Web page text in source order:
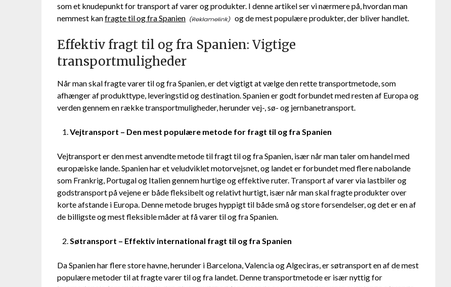
som et knudepunkt for transport af varer og produkter. I denne artikel ser vi nærmere på, hvordan man
nemmest kanfragte til og fra Spanien og de mest populære produkter, der bliver handlet.
Effektiv fragt til og fra Spanien: Vigtige
transportmuligheder
Når man skal fragte varer til og fra Spanien, er det vigtigt at vælge den rette transportmetode, som
afhænger af produkttype, leveringstid og destination. Spanien er godt forbundet med resten af Europa og
verden gennem en række transportmuligheder, herunder vej-, sø- og jernbanetransport.
Vejtransport – Den mest populære metode for fragt til og fra Spanien
Vejtransport er den mest anvendte metode til fragt til og fra Spanien, især når man taler om handel med
europæiske lande. Spanien har et veludviklet motorvejsnet, og landet er forbundet med flere nabolande
som Frankrig, Portugal og Italien gennem hurtige og effektive ruter. Transport af varer via lastbiler og
godstransport på vejene er både fleksibelt og relativt hurtigt, især når man skal fragte produkter over
korte afstande i Europa. Denne metode bruges hyppigt til både små og store forsendelser, og det er en af
de billigste og mest fleksible måder at få varer til og fra Spanien.
Søtransport – Effektiv international fragt til og fra Spanien
Da Spanien har flere store havne, herunder i Barcelona, Valencia og Algeciras, er søtransport en af de mest
populære metoder til at fragte varer til og fra landet. Denne transportmetode er især nyttig for